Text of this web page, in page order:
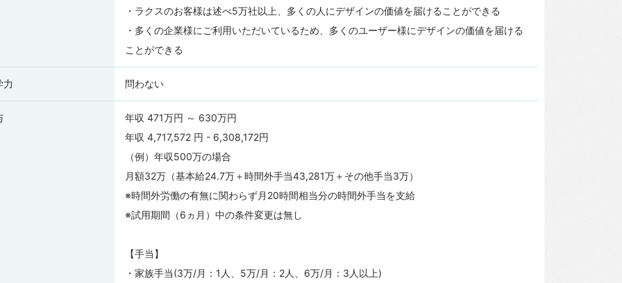
・ラクスのお客様は述べ5万社以上、多くの人にデザインの価値を届けることができる
・多くの企業様にご利用いただいているため、多くのユーザー様にデザインの価値を届ける
ことができる
力 問わない
年収 471万円 ～ 630万円
年収 4,717,572 円 - 6,308,172円
（例）年収500万の場合
月額32万（基本給24.7万＋時間外手当43,281万＋その他手当3万）
※時間外労働の有無に関わらず月20時間相当分の時間外手当を支給
※試用期間（6ヵ月）中の条件変更は無し
【手当】
・家族手当(3万/月：1人、5万/月：2人、6万/月：3人以上)